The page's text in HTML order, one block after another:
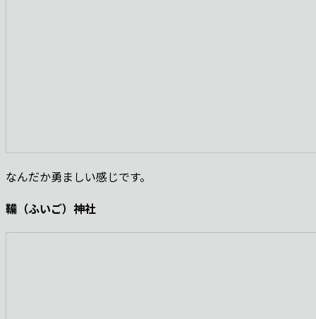
なんだか勇ましい感じです。
鞴（ふいご）神社